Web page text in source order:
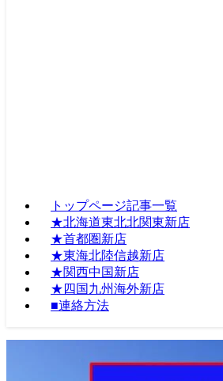
トップページ記事一覧
★北海道東北北関東新店
★首都圏新店
★東海北陸信越新店
★関西中国新店
★四国九州海外新店
■連絡方法